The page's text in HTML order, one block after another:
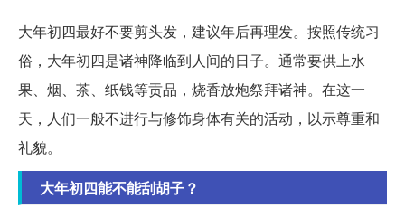
大年初四最好不要剪头发，建议年后再理发。按照传统习
俗，大年初四是诸神降临到人间的日子。通常要供上水
果、烟、茶、纸钱等贡品，烧香放炮祭拜诸神。在这一
天，人们一般不进行与修饰身体有关的活动，以示尊重和
礼貌。
大年初四能不能刮胡子？